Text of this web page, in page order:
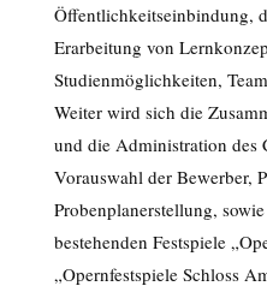
Öffentlichkeitseinbindung,
Erarbeitung von
Studienmöglichkeiten,
Weiter wird sich die
und die Administration des
Vorauswahl der Bewerber,
Probenplanerstellung,
bestehenden Festspiele
„Opernfestspiele Schloss